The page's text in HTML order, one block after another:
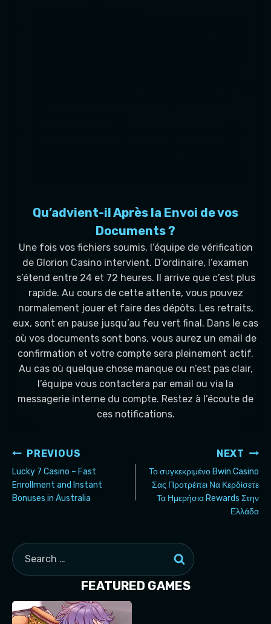
Qu’advient-il Après la Envoi de vos
Documents ?
Une fois vos fichiers soumis, l’équipe de vérification
de Glorion Casino intervient. D’ordinaire, l’examen
s’étend entre 24 et 72 heures. Il arrive que c’est plus
rapide. Au cours de cette attente, vous pouvez
normalement jouer et faire des dépôts. Les retraits,
eux, sont en pause jusqu’au feu vert final. Dans le cas
où vos documents sont bons, vous aurez un email de
confirmation et votre compte sera pleinement actif.
Au cas où quelque chose manque ou n’est pas clair,
l’équipe vous contactera par email ou via la
messagerie interne du compte. Restez à l’écoute de
ces notifications.
Post
navigation
PREVIOUS
Lucky 7 Casino – Fast
Enrollment and Instant
Bonuses in Australia
NEXT
Το συγκεκριμένο Bwin Casino
Σας Προτρέπει Να Κερδίσετε
Τα Ημερήσια Rewards Στην
Ελλάδα
Search
for:
FEATURED GAMES